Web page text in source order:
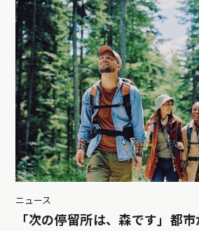
ニュース
「次の停留所は、森です」都